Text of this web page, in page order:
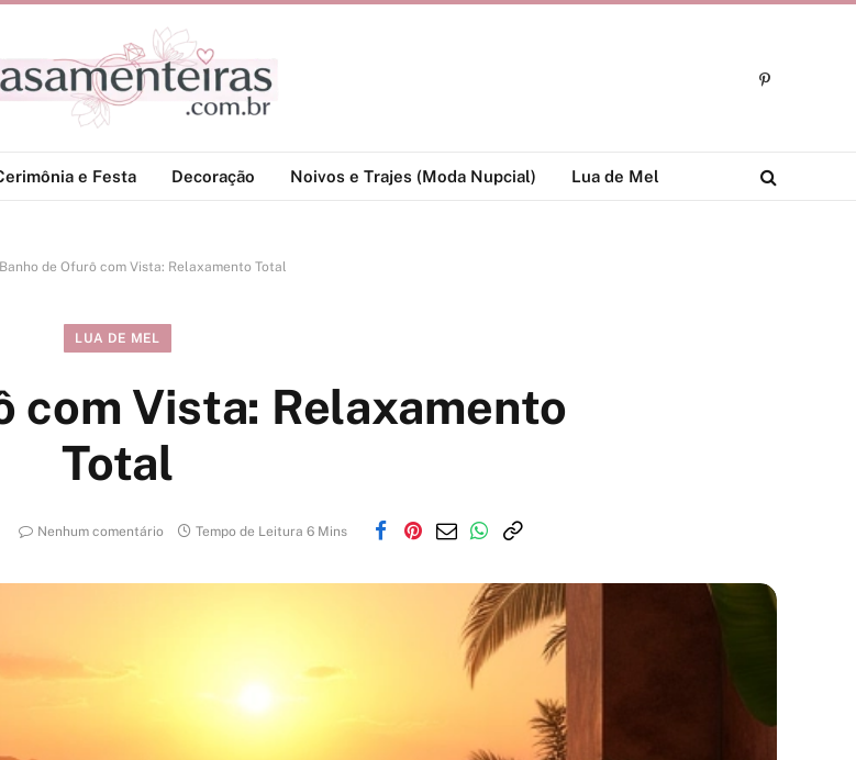
Pinterest
e Festa Decoração Noivos e Trajes (Moda Nupcial) Lua de Mel
Banho de Ofurô com Vista: Relaxamento Total
LUA DE MEL
com Vista: Relaxamento
Total
Nenhum comentário Tempo de Leitura 6 Mins